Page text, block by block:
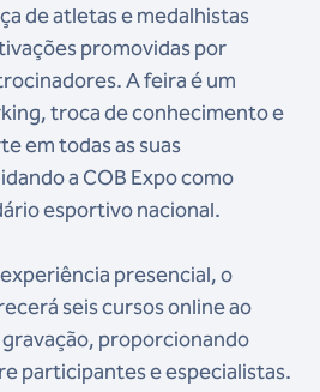
de atletas e medalhistas
promovidas por
A feira é um
troca de conhecimento e
em todas as suas
a COB Expo como
esportivo nacional.
presencial, o
seis cursos online ao
proporcionando
participantes e especialistas.